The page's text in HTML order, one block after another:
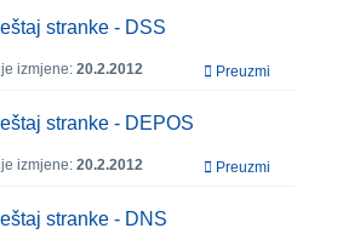
stranke - DSS
izmjene: 20.2.2012 Preuzmi
stranke - DEPOS
izmjene: 20.2.2012 Preuzmi
stranke - DNS